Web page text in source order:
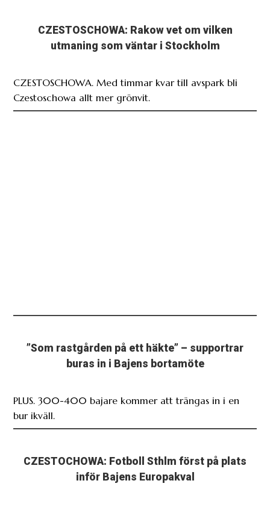
CZESTOSCHOWA: Rakow vet om vilken
utmaning som väntar i Stockholm
CZESTOSCHOWA. Med timmar kvar till avspark bli
Czestoschowa allt mer grönvit.
”Som rastgården på ett häkte” – supportrar
buras in i Bajens bortamöte
PLUS. 300-400 bajare kommer att trängas in i en
bur ikväll.
CZESTOCHOWA: Fotboll Sthlm först på plats
inför Bajens Europakval